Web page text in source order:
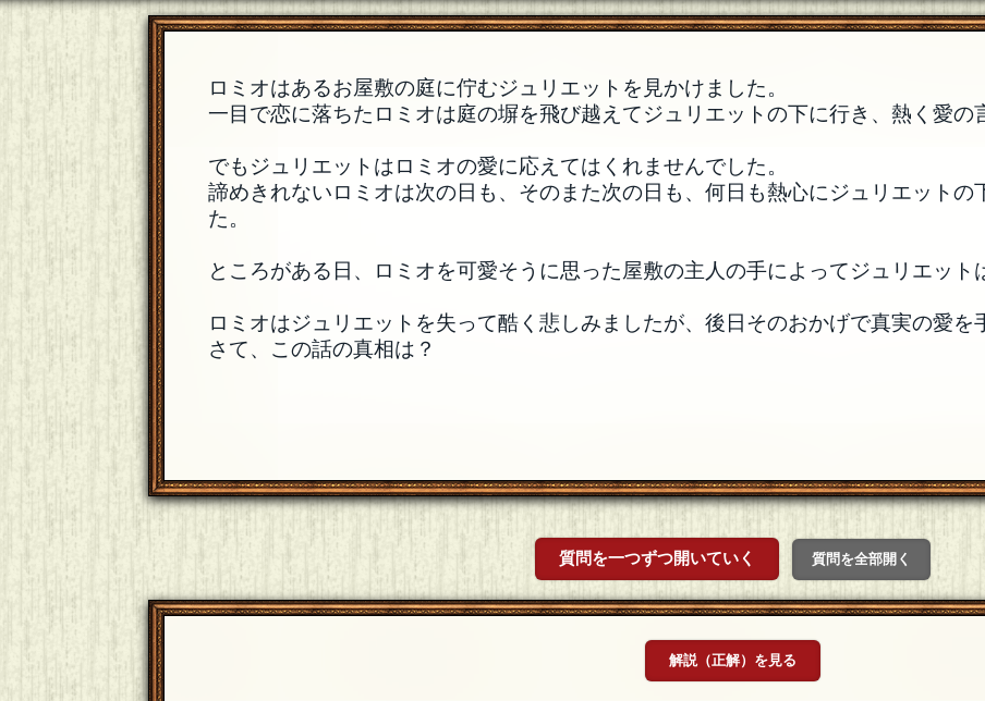
ロミオはあるお屋敷の庭に佇むジュリエットを見かけました。
一目で恋に落ちたロミオは庭の塀を飛び越えてジュリエットの下に行き、熱く愛の
でもジュリエットはロミオの愛に応えてはくれませんでした。
諦めきれないロミオは次の日も、そのまた次の日も、何日も熱心にジュリエットの
た。
ところがある日、ロミオを可愛そうに思った屋敷の主人の手によってジュリエット
ロミオはジュリエットを失って酷く悲しみましたが、後日そのおかげで真実の愛を
さて、この話の真相は？
質問を一つずつ開いていく 質問を全部開く
解説（正解）を見る